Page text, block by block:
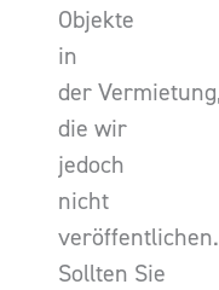
Objekte
in
der Vermietung,
die wir
jedoch
nicht
veröffentlichen.
Sollten Sie